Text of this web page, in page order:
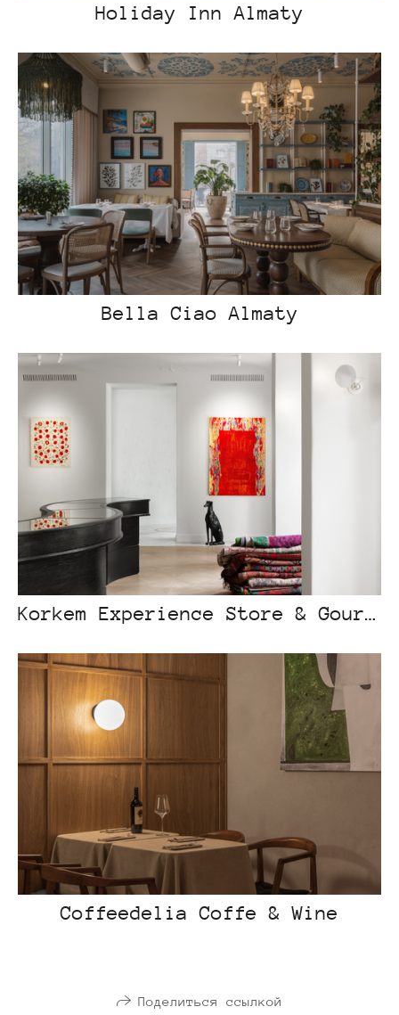
Holiday Inn Almaty
Bella Ciao Almaty
Korkem Experience Store & Gourmet
Coffeedelia Coffe & Wine
Поделиться ссылкой